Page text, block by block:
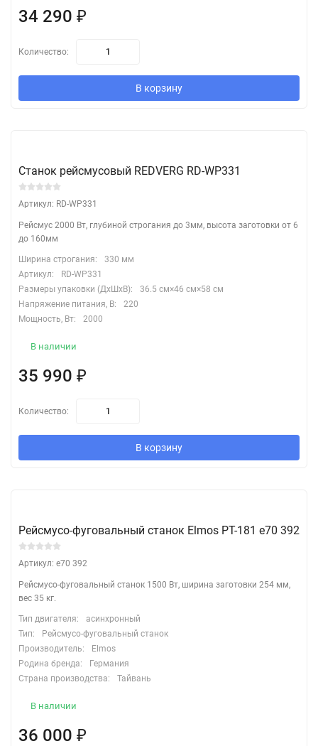
34 290 ₽
Количество:
В корзину
Станок рейсмусовый REDVERG RD-WP331
Артикул: RD-WP331
Рейсмус 2000 Вт, глубиной строгания до 3мм, высота заготовки от 6
до 160мм
Ширина строгания:
330 мм
Артикул:
RD-WP331
Размеры упаковки (ДхШхВ):
36.5 см×46 см×58 см
Напряжение питания, В:
220
Мощность, Вт:
2000
В наличии
35 990 ₽
Количество:
В корзину
Рейсмусо-фуговальный станок Elmos PT-181 e70 392
Артикул: e70 392
Рейсмусо-фуговальный станок 1500 Вт, ширина заготовки 254 мм,
вес 35 кг.
Тип двигателя:
асинхронный
Тип:
Рейсмусо-фуговальный станок
Производитель:
Elmos
Родина бренда:
Германия
Страна производства:
Тайвань
В наличии
36 000 ₽